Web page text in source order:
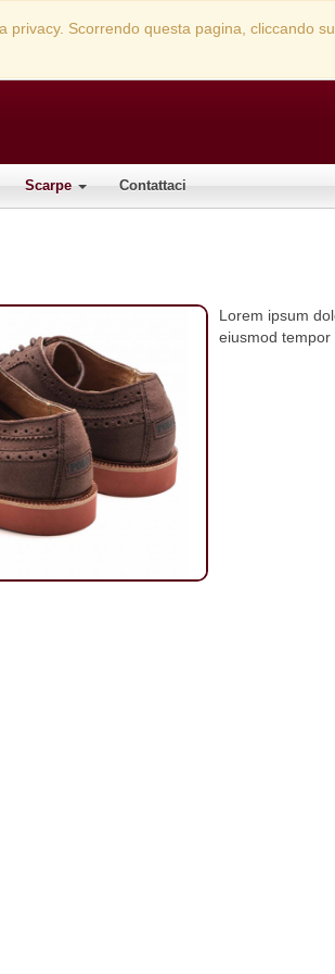
Scorrendo questa pagina, cliccando
Scarpe Contattaci
Lorem ipsum
eiusmod tempor